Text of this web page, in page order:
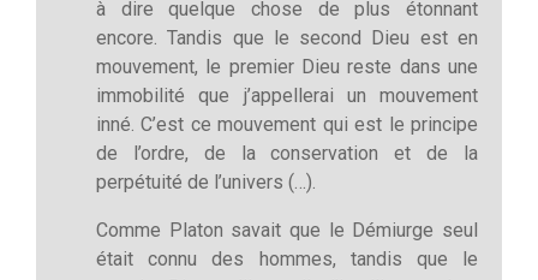
à dire quelque chose de plus étonnant
encore. Tandis que le second Dieu est en
mouvement, le premier Dieu reste dans une
immobilité que j’appellerai un mouvement
inné. C’est ce mouvement qui est le principe
de l’ordre, de la conservation et de la
perpétuité de l’univers (…).
Comme Platon savait que le Démiurge seul
était connu des hommes, tandis que le